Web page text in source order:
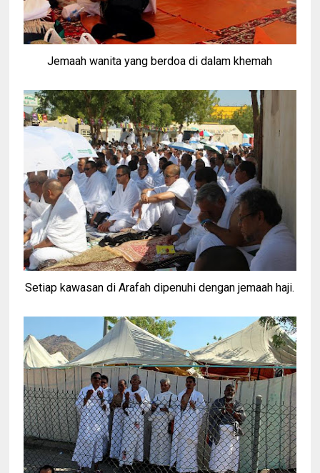
Jemaah wanita yang berdoa di dalam khemah
Setiap kawasan di Arafah dipenuhi dengan jemaah haji.